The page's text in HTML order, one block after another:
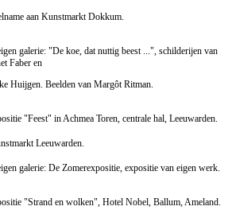
aan Kunstmarkt Dokkum.
galerie: "De koe, dat nuttig beest ...", schilderijen van
Faber en
Huijgen. Beelden van Margôt Ritman.
"Feest" in Achmea Toren, centrale hal, Leeuwarden.
Leeuwarden.
galerie: De Zomerexpositie, expositie van eigen werk.
"Strand en wolken", Hotel Nobel, Ballum, Ameland.